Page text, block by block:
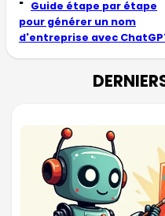
" Guide étape par étape
pour générer un nom
d'entreprise avec